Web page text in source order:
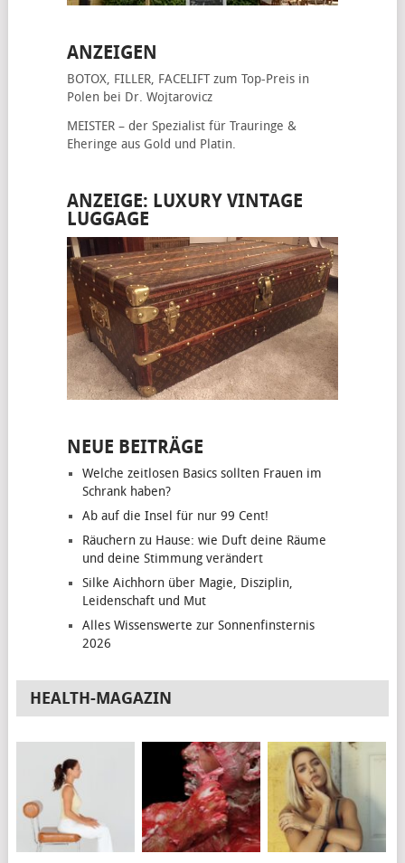
ANZEIGEN
BOTOX, FILLER, FACELIFTzum Top-Preis in
Polen bei Dr. Wojtarovicz
MEISTER – der Spezialist für Trauringe &
Eheringe aus Gold und Platin.
ANZEIGE: LUXURY VINTAGE
LUGGAGE
NEUE BEITRÄGE
Welche zeitlosen Basics sollten Frauen im
Schrank haben?
Ab auf die Insel für nur 99 Cent!
Räuchern zu Hause: wie Duft deine Räume
und deine Stimmung verändert
Silke Aichhorn über Magie, Disziplin,
Leidenschaft und Mut
Alles Wissenswerte zur Sonnenfinsternis
2026
HEALTH-MAGAZIN